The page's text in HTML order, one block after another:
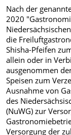
Nach der
2020
die
Shisha-Pfeifen
allein oder in
ausgenommen
Speisen zum
Ausnahme von
des
(NuWG) zur
Versorgung der